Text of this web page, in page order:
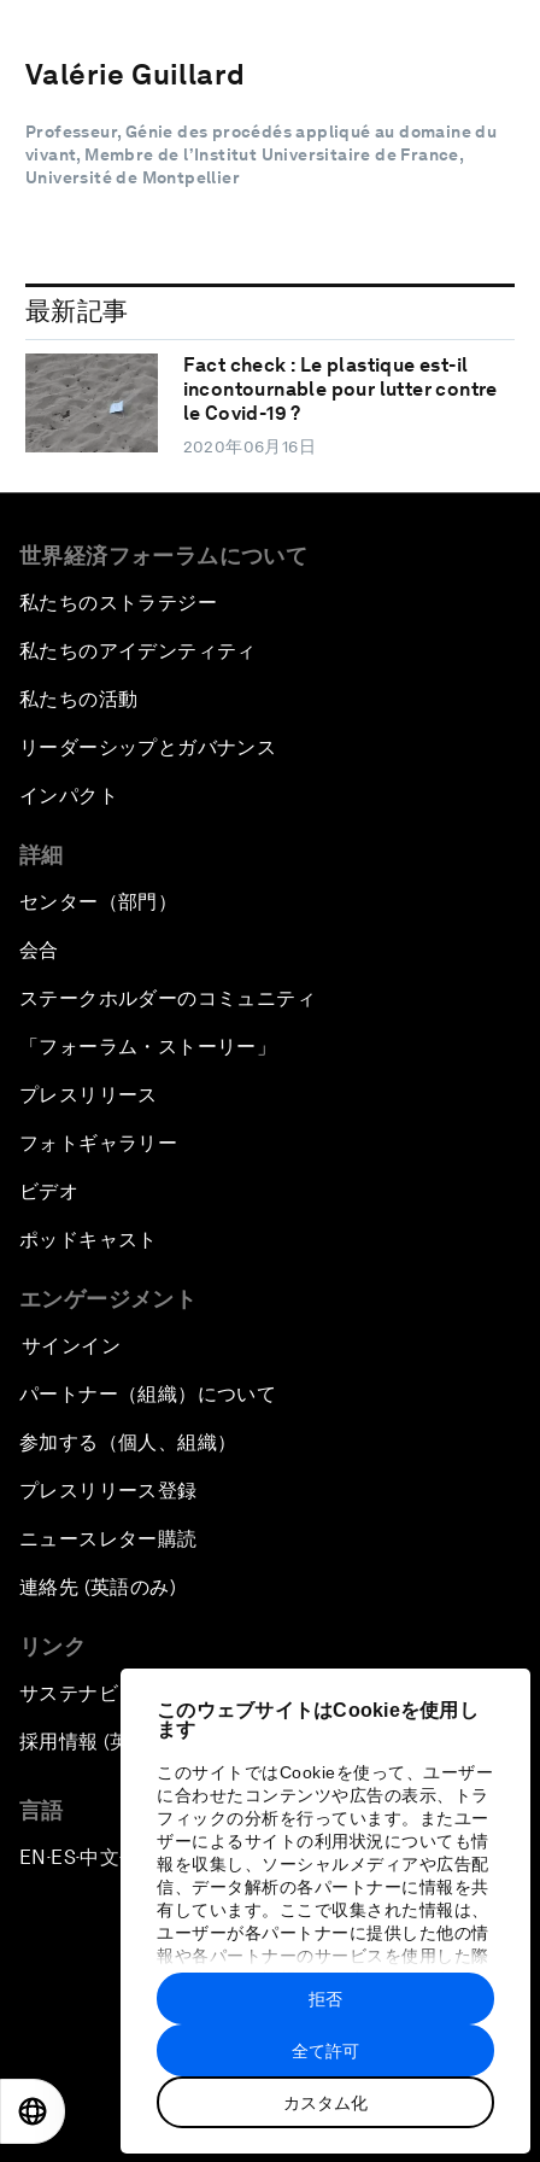
このウェブサイトはCookieを使用し
ます
このサイトではCookieを使って、ユーザー
に合わせたコンテンツや広告の表示、トラ
フィックの分析を行っています。またユー
ザーによるサイトの利用状況についても情
報を収集し、ソーシャルメディアや広告配
信、データ解析の各パートナーに情報を共
有しています。ここで収集された情報は、
ユーザーが各パートナーに提供した他の情
報や各パートナーのサービスを使用した際
に収集された情報と組み合わされ、各パー
トナーによって使用されることがありま
す。
全て許可
カスタム化
拒否
Valérie Guillard
Professeur, Génie des procédés appliqué au domaine du
vivant, Membre de l’Institut Universitaire de France,
Université de Montpellier
最新記事
Fact check : Le plastique est-il
incontournable pour lutter contre
le Covid-19 ?
2020年06月16日
世界経済フォーラムについて
私たちのストラテジー
私たちのアイデンティティ
私たちの活動
リーダーシップとガバナンス
インパクト
詳細
センター（部門）
会合
ステークホルダーのコミュニティ
「フォーラム・ストーリー」
プレスリリース
フォトギャラリー
ビデオ
ポッドキャスト
エンゲージメント
サインイン
パートナー（組織）について
参加する（個人、組織）
プレスリリース登録
ニュースレター購読
連絡先 (英語のみ)
リンク
サステナビリティへの取り組み
採用情報 (英語のみ)
言語
EN ▪ ES▪中文▪ 日本語
プライバシーポリシーと利用規約
サイトマップ
©
世界経済フォーラム